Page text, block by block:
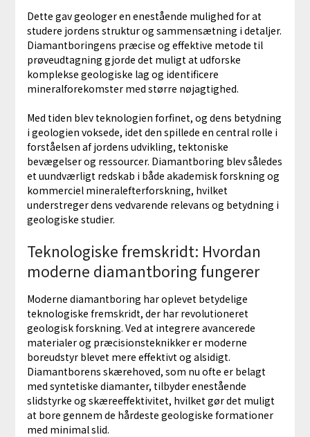
Dette gav geologer en enestående mulighed for at
studere jordens struktur og sammensætning i detaljer.
Diamantboringens præcise og effektive metode til
prøveudtagning gjorde det muligt at udforske
komplekse geologiske lag og identificere
mineralforekomster med større nøjagtighed.
Med tiden blev teknologien forfinet, og dens betydning
i geologien voksede, idet den spillede en central rolle i
forståelsen af jordens udvikling, tektoniske
bevægelser og ressourcer. Diamantboring blev således
et uundværligt redskab i både akademisk forskning og
kommerciel mineralefterforskning, hvilket
understreger dens vedvarende relevans og betydning i
geologiske studier.
Teknologiske fremskridt: Hvordan
moderne diamantboring fungerer
Moderne diamantboring har oplevet betydelige
teknologiske fremskridt, der har revolutioneret
geologisk forskning. Ved at integrere avancerede
materialer og præcisionsteknikker er moderne
boreudstyr blevet mere effektivt og alsidigt.
Diamantborens skærehoved, som nu ofte er belagt
med syntetiske diamanter, tilbyder enestående
slidstyrke og skæreeffektivitet, hvilket gør det muligt
at bore gennem de hårdeste geologiske formationer
med minimal slid.